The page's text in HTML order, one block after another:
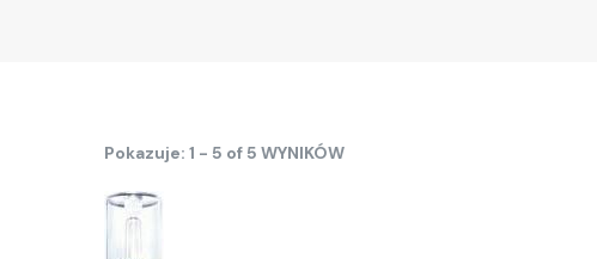
Pokazuje: 1 - 5 of 5 WYNIKÓW